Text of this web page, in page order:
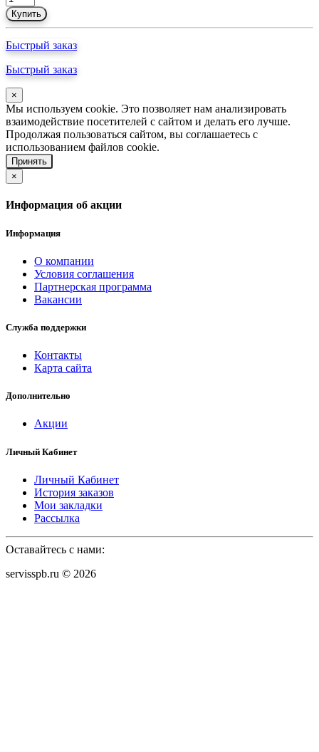
Купить
Быстрый заказ
Быстрый заказ
×
Мы используем cookie. Это позволяет нам анализировать
взаимодействие посетителей с сайтом и делать его лучше.
Продолжая пользоваться сайтом, вы соглашаетесь с
использованием файлов cookie.
Принять
×
Информация об акции
Информация
О компании
Условия соглашения
Партнерская программа
Вакансии
Служба поддержки
Контакты
Карта сайта
Дополнительно
Акции
Личный Кабинет
Личный Кабинет
История заказов
Мои закладки
Рассылка
Оставайтесь с нами:
servisspb.ru © 2026